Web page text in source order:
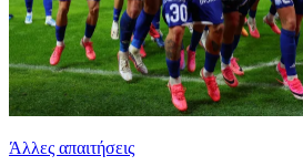
Άλλες απαιτήσεις